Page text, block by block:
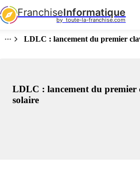
FranchiseInformatique
by  toute-la-franchise.com
LDLC : lancement du premier
LDLC : lancement du premier
solaire